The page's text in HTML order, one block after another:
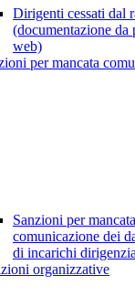
Dirigenti cessati dal
(documentazione da
web)
per mancata
Sanzioni per
comunicazione dei
di incarichi
organizzative